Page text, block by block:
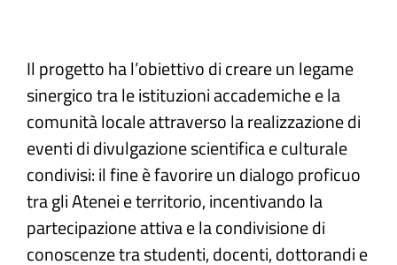
Progetti
Il progetto ha l’obiettivo di creare un legame
sinergico tra le istituzioni accademiche e la
comunità locale attraverso la realizzazione di
eventi di divulgazione scientifica e culturale
condivisi: il fine è favorire un dialogo proficuo
tra gli Atenei e territorio, incentivando la
partecipazione attiva e la condivisione di
conoscenze tra studenti, docenti, dottorandi e